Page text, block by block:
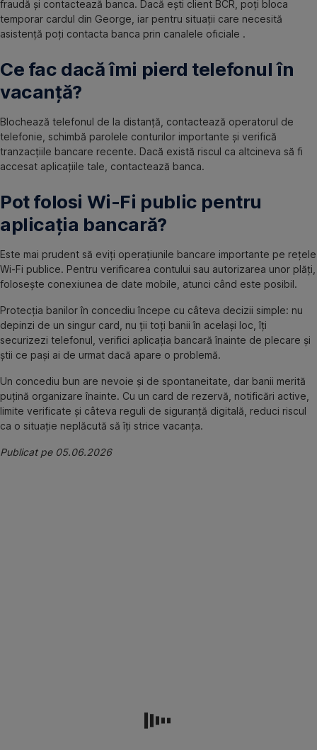
fraudă și contactează banca. Dacă ești client BCR, poți bloca
temporar cardul din George, iar pentru situații care necesită
asistență poți contacta banca prin canalele oficiale .
Ce fac dacă îmi pierd telefonul în
vacanță?
Blochează telefonul de la distanță, contactează operatorul de
telefonie, schimbă parolele conturilor importante și verifică
tranzacțiile bancare recente. Dacă există riscul ca altcineva să fi
accesat aplicațiile tale, contactează banca.
Pot folosi Wi-Fi public pentru
aplicația bancară?
Este mai prudent să eviți operațiunile bancare importante pe rețele
Wi-Fi publice. Pentru verificarea contului sau autorizarea unor plăți,
folosește conexiunea de date mobile, atunci când este posibil.
Protecția banilor în concediu începe cu câteva decizii simple: nu
depinzi de un singur card, nu ții toți banii în același loc, îți
securizezi telefonul, verifici aplicația bancară înainte de plecare și
știi ce pași ai de urmat dacă apare o problemă.
Un concediu bun are nevoie și de spontaneitate, dar banii merită
puțină organizare înainte. Cu un card de rezervă, notificări active,
limite verificate și câteva reguli de siguranță digitală, reduci riscul
ca o situație neplăcută să îți strice vacanța.
Publicat pe 05.06.2026